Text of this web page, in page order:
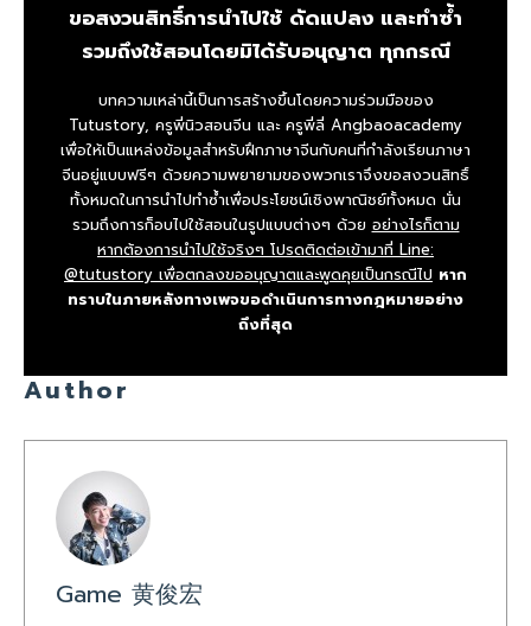
ขอสงวนสิทธิ์การนำไปใช้ ดัดแปลง และทำซ้ำ
รวมถึงใช้สอนโดยมิได้รับอนุญาต ทุกกรณี
บทความเหล่านี้เป็นการสร้างขึ้นโดยความร่วมมือของ
Tutustory, ครูพี่นิวสอนจีน และ ครูพี่ลี่ Angbaoacademy
เพื่อให้เป็นแหล่งข้อมูลสำหรับฝึกภาษาจีนกับคนที่กำลังเรียนภาษา
จีนอยู่แบบฟรีๆ ด้วยความพยายามของพวกเราจึงขอสงวนสิทธิ์
ทั้งหมดในการนำไปทำซ้ำเพื่อประโยชน์เชิงพาณิชย์ทั้งหมด นั่น
รวมถึงการก็อบไปใช้สอนในรูปแบบต่างๆ ด้วย อย่างไรก็ตาม
หากต้องการนำไปใช้จริงๆ โปรดติดต่อเข้ามาที่ Line:
@tutustory เพื่อตกลงขออนุญาตและพูดคุยเป็นกรณีไป หาก
ทราบในภายหลังทางเพจขอดำเนินการทางกฎหมายอย่าง
ถึงที่สุด
Author
Game 黄俊宏